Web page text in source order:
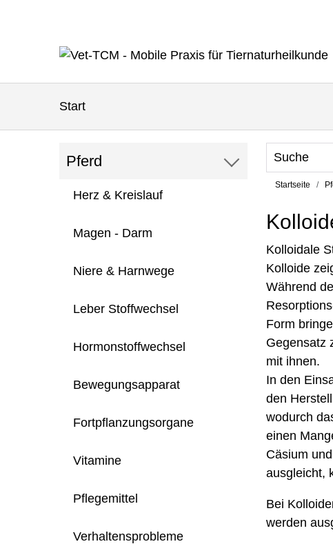
Start
Pferd
Herz & Kreislauf
Magen - Darm
Niere & Harnwege
Leber Stoffwechsel
Hormonstoffwechsel
Bewegungsapparat
Fortpflanzungsorgane
Vitamine
Pflegemittel
Verhaltensprobleme
Startseite
Kolloidale
Kolloide
Während
Form
Gegensatz
mit ihnen.
In den
den
wodurch
einen
Cäsium
ausgleicht,
Bei
werden